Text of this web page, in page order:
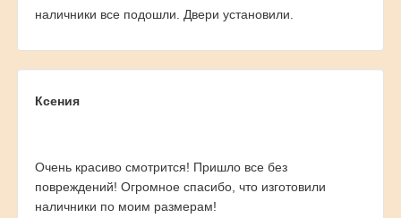
наличники все подошли. Двери установили.
Ксения
Очень красиво смотрится! Пришло все без
повреждений! Огромное спасибо, что изготовили
наличники по моим размерам!